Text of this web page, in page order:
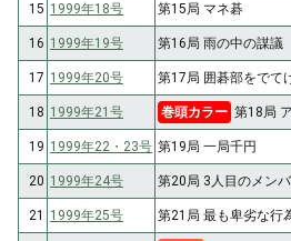
15 1999年18号 第15局 マネ碁
16 1999年19号 第16局 雨の中の謀議
17 1999年20号 第17局 囲碁部をでて
18 1999年21号 巻頭カラー 第18局
19 1999年22・23号 第19局 一局千円
20 1999年24号 第20局 3人目のメン
21 1999年25号 第21局 最も卑劣な行